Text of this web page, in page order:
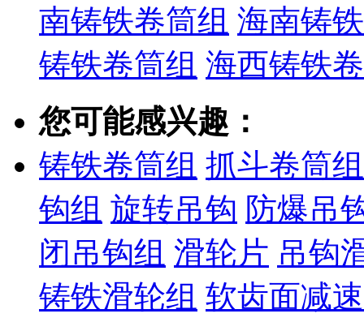
南铸铁卷筒组 海南铸
铸铁卷筒组 海西铸铁
您可能感兴趣：
铸铁卷筒组 抓斗卷筒组
钩组 旋转吊钩 防爆吊
闭吊钩组 滑轮片 吊钩
铸铁滑轮组 软齿面减